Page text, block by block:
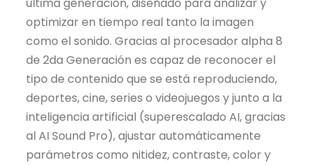
última generación, diseñado para analizar y
optimizar en tiempo real tanto la imagen
como el sonido. Gracias al procesador alpha 8
de 2da Generación es capaz de reconocer el
tipo de contenido que se está reproduciendo,
deportes, cine, series o videojuegos y junto a la
inteligencia artificial (superescalado AI, gracias
al AI Sound Pro), ajustar automáticamente
parámetros como nitidez, contraste, color y